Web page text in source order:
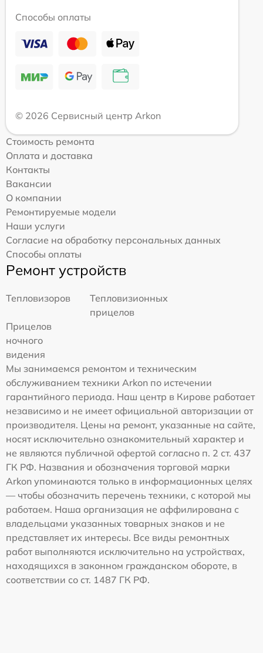
Способы оплаты
© 2026 Сервисный центр Arkon
Стоимость ремонта
Оплата и доставка
Контакты
Вакансии
О компании
Ремонтируемые модели
Наши услуги
Согласие на обработку персональных данных
Способы оплаты
Ремонт устройств
Тепловизоров
Тепловизионных
прицелов
Прицелов
ночного
видения
Мы занимаемся ремонтом и техническим
обслуживанием техники Arkon по истечении
гарантийного периода. Наш центр в Кирове работает
независимо и не имеет официальной авторизации от
производителя. Цены на ремонт, указанные на сайте,
носят исключительно ознакомительный характер и
не являются публичной офертой согласно п. 2 ст. 437
ГК РФ. Названия и обозначения торговой марки
Arkon упоминаются только в информационных целях
— чтобы обозначить перечень техники, с которой мы
работаем. Наша организация не аффилирована с
владельцами указанных товарных знаков и не
представляет их интересы. Все виды ремонтных
работ выполняются исключительно на устройствах,
находящихся в законном гражданском обороте, в
соответствии со ст. 1487 ГК РФ.